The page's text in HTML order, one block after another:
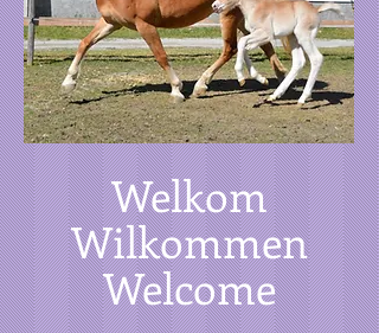
Welkom
Wilkommen
Welcome